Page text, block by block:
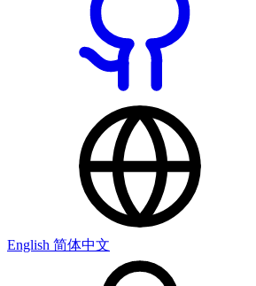
English 简体中文